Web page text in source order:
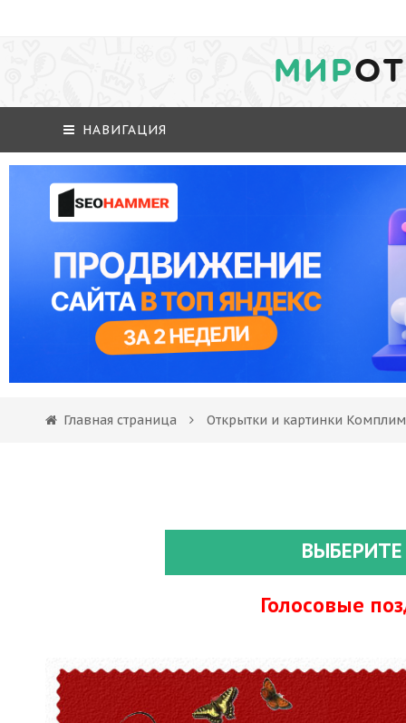
МИР
НАВИГАЦИЯ
Главная страница Открытки и картинки
Голосовые